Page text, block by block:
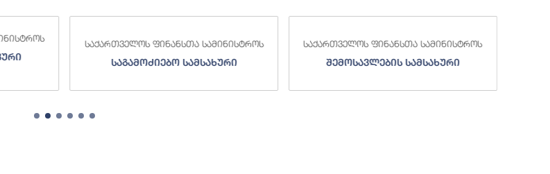
საქართველოს ფინანსთა სამინისტროს
საგამოძიებო სამსახური
საქართველოს ფინანსთა სამინისტროს
შემოსავლების სამსახური